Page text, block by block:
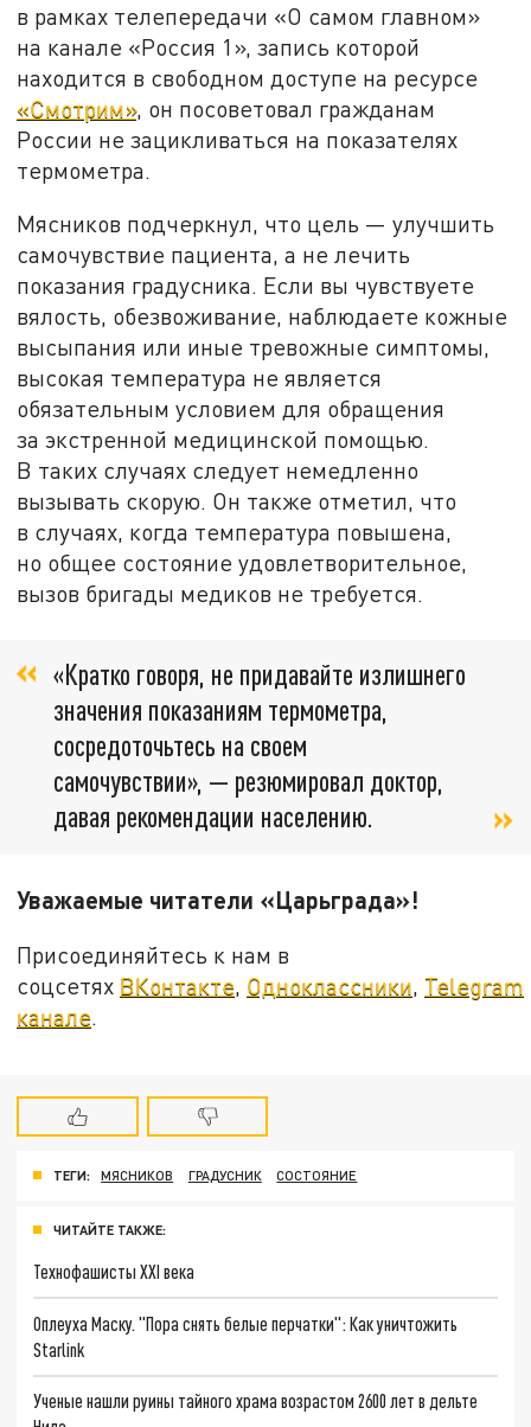
в рамках телепередачи «О самом главном»
на канале «Россия 1», запись которой
находится в свободном доступе на ресурсе
«Смотрим», он посоветовал гражданам
России не зацикливаться на показателях
термометра.
Мясников подчеркнул, что цель — улучшить
самочувствие пациента, а не лечить
показания градусника. Если вы чувствуете
вялость, обезвоживание, наблюдаете кожные
высыпания или иные тревожные симптомы,
высокая температура не является
обязательным условием для обращения
за экстренной медицинской помощью.
В таких случаях следует немедленно
вызывать скорую. Он также отметил, что
в случаях, когда температура повышена,
но общее состояние удовлетворительное,
вызов бригады медиков не требуется.
«Кратко говоря, не придавайте излишнего
значения показаниям термометра,
сосредоточьтесь на своем
самочувствии», — резюмировал доктор,
давая рекомендации населению.
Уважаемые читатели «Царьграда»!
Присоединяйтесь к нам в
соцсетях ВКонтакте, Одноклассники, Telegram
канале.
ТЕГИ: МЯСНИКОВ ГРАДУСНИК СОСТОЯНИЕ
ЧИТАЙТЕ ТАКЖЕ:
Технофашисты XXI века
Оплеуха Маску. "Пора снять белые перчатки": Как уничтожить
Starlink
Ученые нашли руины тайного храма возрастом 2600 лет в дельте